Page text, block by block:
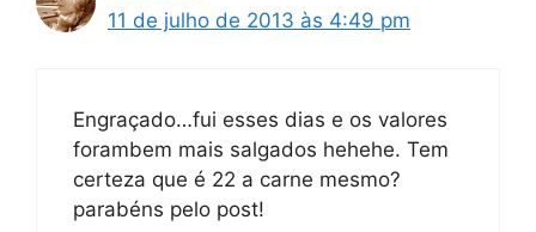
11 de julho de 2013 às 4:49 pm
Engraçado…fui esses dias e os valores
forambem mais salgados hehehe. Tem
certeza que é 22 a carne mesmo?
parabéns pelo post!